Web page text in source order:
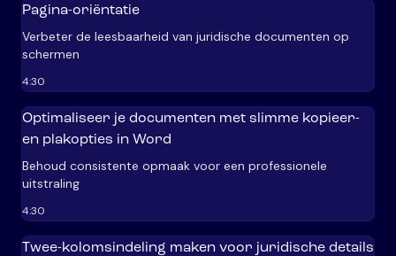
Pagina-oriëntatie
Verbeter de leesbaarheid van juridische documenten op
schermen
4:30
Optimaliseer je documenten met slimme kopieer-
en plakopties in Word
Behoud consistente opmaak voor een professionele
uitstraling
4:30
Twee-kolomsindeling maken voor juridische details